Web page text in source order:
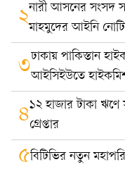
২নারী আসনের সংসদ
মাহমুদের আইনি
৩ঢাকায় পাকিস্তান
আইসিইউতে
৪১২ হাজার টাকা ঋণে
গ্রেপ্তার
৫বিটিভির নতুন